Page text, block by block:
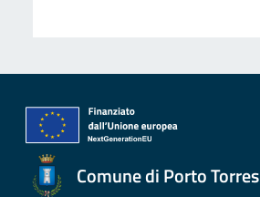
Comune di Porto Torres